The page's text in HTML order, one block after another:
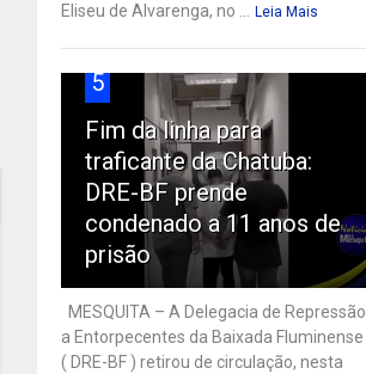
Eliseu de Alvarenga, no ... Leia Mais
5
Fim da linha para
traficante da Chatuba:
DRE-BF prende
condenado a 11 anos de
prisão
MESQUITA – A Delegacia de Repressão
a Entorpecentes da Baixada Fluminense
( DRE-BF ) retirou de circulação, nesta